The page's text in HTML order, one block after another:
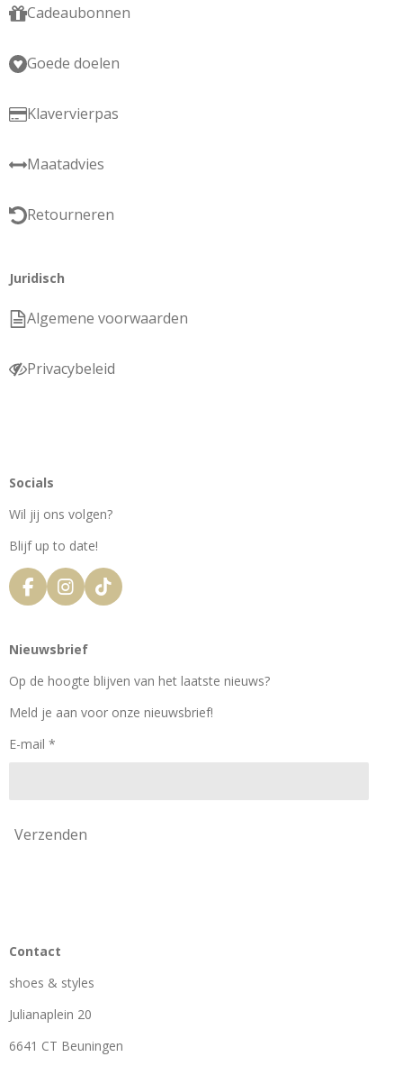
Cadeaubonnen
Goede doelen
Klavervierpas
Maatadvies
Retourneren
Juridisch
Algemene voorwaarden
Privacybeleid
Socials
Wil jij ons volgen?
Blijf up to date!
F
a
e
o
k
I
n
t
g
a
T
i
k
Nieuwsbrief
Op de hoogte blijven van het laatste nieuws?
Meld je aan voor onze nieuwsbrief!
E-mail *
Verzenden
Contact
shoes & styles
Julianaplein 20
6641 CT Beuningen